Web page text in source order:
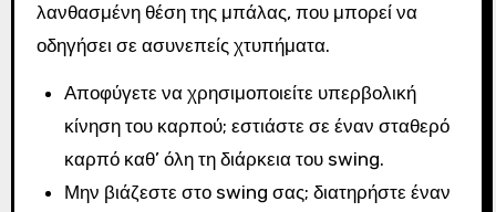
λανθασμένη θέση της μπάλας, που μπορεί να
οδηγήσει σε ασυνεπείς χτυπήματα.
Αποφύγετε να χρησιμοποιείτε υπερβολική
κίνηση του καρπού; εστιάστε σε έναν σταθερό
καρπό καθ’ όλη τη διάρκεια του swing.
Μην βιάζεστε στο swing σας; διατηρήστε έναν